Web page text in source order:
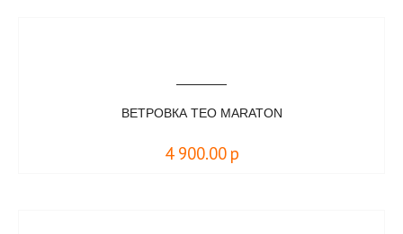
ВЕТРОВКА TEO MARATON
4 900.00 р